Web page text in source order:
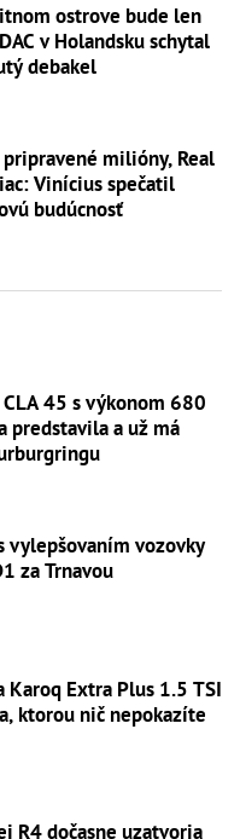
ostrove bude len
v Holandsku schytal
debakel
milióny, Real
Vinícius spečatil
budúcnosť
CLA 45 s výkonom 680
predstavila a už má
vylepšovaním vozovky
za Trnavou
Karoq Extra Plus 1.5 TSI
ktorou nič nepokazíte
R4 dočasne uzatvoria